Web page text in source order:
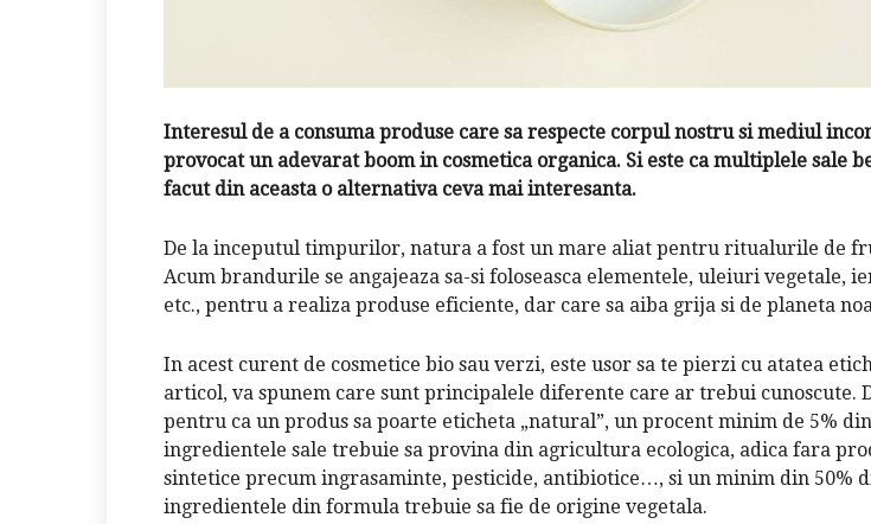
Interesul de a consuma produse care sa respecte corpul nostru si mediul
provocat un adevarat boom in cosmetica organica. Si este ca multiplele sale
facut din aceasta o alternativa ceva mai interesanta.
De la inceputul timpurilor, natura a fost un mare aliat pentru ritualurile de
Acum brandurile se angajeaza sa-si foloseasca elementele, uleiuri vegetale,
etc., pentru a realiza produse eficiente, dar care sa aiba grija si de planeta
In acest curent de cosmetice bio sau verzi, este usor sa te pierzi cu atatea
articol, va spunem care sunt principalele diferente care ar trebui cunoscute.
pentru ca un produs sa poarte eticheta „natural”, un procent minim de 5%
ingredientele sale trebuie sa provina din agricultura ecologica, adica fara
sintetice precum ingrasaminte, pesticide, antibiotice…, si un minim din 50%
ingredientele din formula trebuie sa fie de origine vegetala.